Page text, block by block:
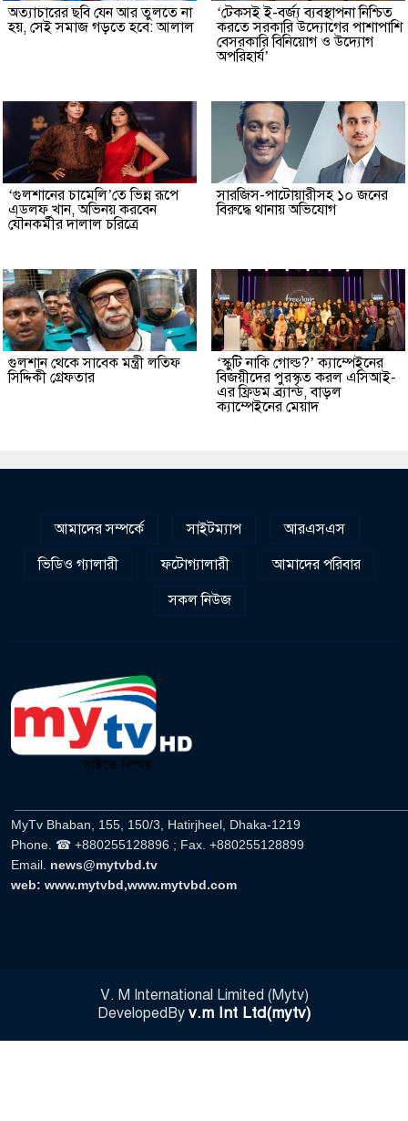
অত্যাচারের ছবি যেন আর তুলতে না
হয়, সেই সমাজ গড়তে হবে: আলাল
‘টেকসই ই-বর্জ্য ব্যবস্থাপনা নিশ্চিত
করতে সরকারি উদ্যোগের পাশাপাশি
বেসরকারি বিনিয়োগ ও উদ্যোগ
অপরিহার্য’
‘গুলশানের চামেলি’তে ভিন্ন রূপে
এডলফ খান, অভিনয় করবেন
যৌনকর্মীর দালাল চরিত্রে
সারজিস-পাটোয়ারীসহ ১০ জনের
বিরুদ্ধে থানায় অভিযোগ
গুলশান থেকে সাবেক মন্ত্রী লতিফ
সিদ্দিকী গ্রেফতার
‘স্কুটি নাকি গোল্ড?’ ক্যাম্পেইনের
বিজয়ীদের পুরস্কৃত করল এসিআই-
এর ফ্রিডম ব্র্যান্ড, বাড়ল
ক্যাম্পেইনের মেয়াদ
আমাদের সম্পর্কে সাইটম্যাপ
আরএসএস
ভিডিও গ্যালারী
ফটোগ্যালারী
আমাদের পরিবার
সকল নিউজ
MyTv Bhaban, 155, 150/3, Hatirjheel, Dhaka-1219
Phone. ☎ +880255128896 ; Fax. +880255128899
Email. news@mytvbd.tv
web: www.mytvbd,www.mytvbd.com
V. M International Limited (Mytv)
DevelopedBy v.m Int Ltd(mytv)